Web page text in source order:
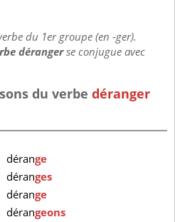
du 1er groupe (en -ger).
dérangerse conjugue avec
du verbe déranger
dérange
déranges
dérange
dérangeons